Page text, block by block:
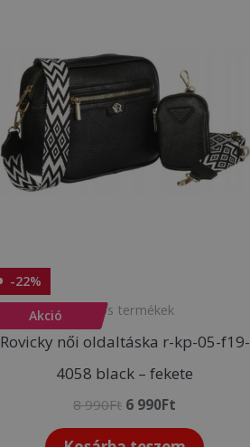
-22%
-22%
Akció Akciós termékek
Rovicky női oldaltáska r-kp-05-f19-
4058 black – fekete
8 990Ft
8
990Ft.
6 990Ft
990Ft.